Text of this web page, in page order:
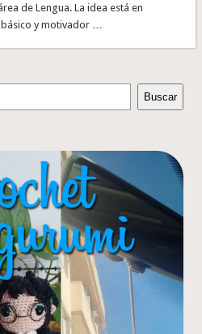
de Lengua. La idea está en
y motivador …
Buscar